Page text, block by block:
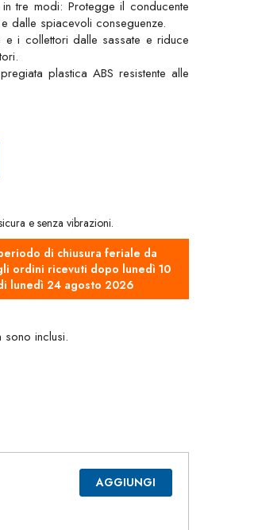
tre modi: Protegge il conducente
dalle spiacevoli conseguenze.
e i collettori dalle sassate e riduce
plastica ABS resistente alle
e senza vibrazioni.
di chiusura feriale da
ordini ricevuti dopo lunedì 10
lunedì 24 agosto 2026
sono inclusi.
AGGIUNGI